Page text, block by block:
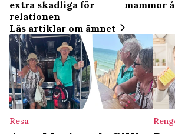
extra skadliga för
relationen
mammor
Läs artiklar om ämnet
Resa